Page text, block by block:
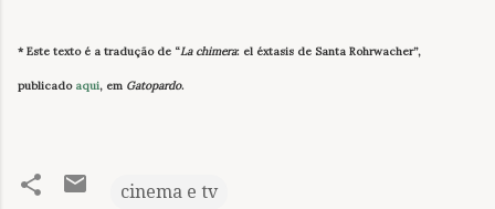
* Este texto é a tradução de “La chimera: el éxtasis de Santa Rohrwacher”,
publicado aqui, em Gatopardo.
cinema e tv